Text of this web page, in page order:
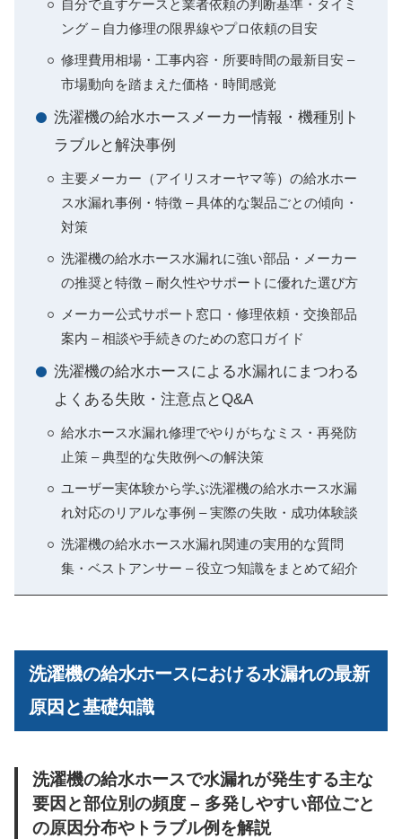
自分で直すケースと業者依頼の判断基準・タイミ
ング – 自力修理の限界線やプロ依頼の目安
修理費用相場・工事内容・所要時間の最新目安 –
市場動向を踏まえた価格・時間感覚
洗濯機の給水ホースメーカー情報・機種別ト
ラブルと解決事例
主要メーカー（アイリスオーヤマ等）の給水ホー
ス水漏れ事例・特徴 – 具体的な製品ごとの傾向・
対策
洗濯機の給水ホース水漏れに強い部品・メーカー
の推奨と特徴 – 耐久性やサポートに優れた選び方
メーカー公式サポート窓口・修理依頼・交換部品
案内 – 相談や手続きのための窓口ガイド
洗濯機の給水ホースによる水漏れにまつわる
よくある失敗・注意点とQ&A
給水ホース水漏れ修理でやりがちなミス・再発防
止策 – 典型的な失敗例への解決策
ユーザー実体験から学ぶ洗濯機の給水ホース水漏
れ対応のリアルな事例 – 実際の失敗・成功体験談
洗濯機の給水ホース水漏れ関連の実用的な質問
集・ベストアンサー – 役立つ知識をまとめて紹介
洗濯機の給水ホースにおける水漏れの最新
原因と基礎知識
洗濯機の給水ホースで水漏れが発生する主な
要因と部位別の頻度 – 多発しやすい部位ごと
の原因分布やトラブル例を解説